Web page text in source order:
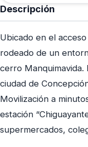
Descripción
Ubicado en el
rodeado de un
cerro Manquimavida.
ciudad de
Movilización a
estación
supermercados,